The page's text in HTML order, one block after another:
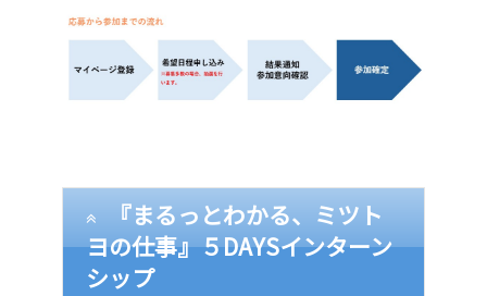
『まるっとわかる、ミツト
ヨの仕事』５DAYSインターン
シップ